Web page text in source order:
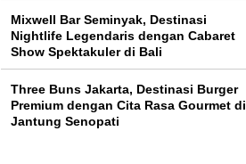
Mixwell Bar Seminyak, Destinasi
Nightlife Legendaris dengan Cabaret
Show Spektakuler di Bali
Three Buns Jakarta, Destinasi Burger
Premium dengan Cita Rasa Gourmet di
Jantung Senopati